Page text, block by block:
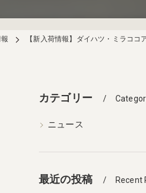
【新入荷情報】ダイハツ・ミラコ
カテゴリー
ニュース
最近の投稿 Recent